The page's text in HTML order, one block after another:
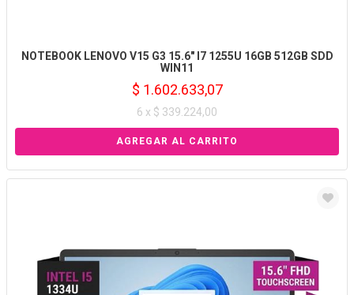
NOTEBOOK LENOVO V15 G3 15.6" I7 1255U 16GB 512GB SDD
WIN11
$ 1.602.633,07
6 x $ 339.224,00